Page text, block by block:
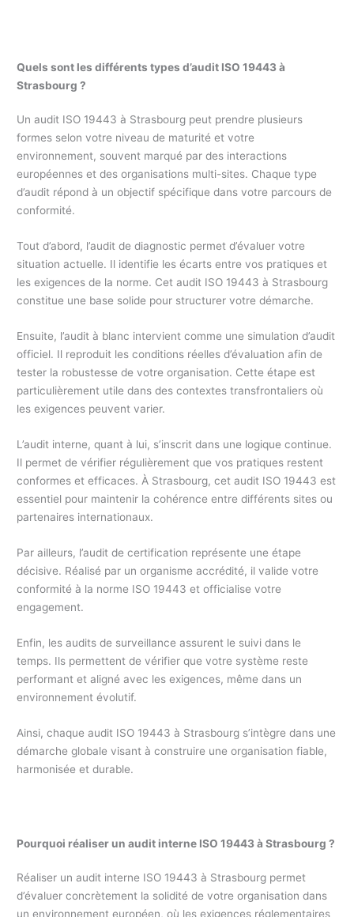
Quels sont les différents types d’audit ISO 19443 à
Strasbourg ?
Un audit ISO 19443 à Strasbourg peut prendre plusieurs
formes selon votre niveau de maturité et votre
environnement, souvent marqué par des interactions
européennes et des organisations multi-sites. Chaque type
d’audit répond à un objectif spécifique dans votre parcours de
conformité.
Tout d’abord, l’audit de diagnostic permet d’évaluer votre
situation actuelle. Il identifie les écarts entre vos pratiques et
les exigences de la norme. Cet audit ISO 19443 à Strasbourg
constitue une base solide pour structurer votre démarche.
Ensuite, l’audit à blanc intervient comme une simulation d’audit
officiel. Il reproduit les conditions réelles d’évaluation afin de
tester la robustesse de votre organisation. Cette étape est
particulièrement utile dans des contextes transfrontaliers où
les exigences peuvent varier.
L’audit interne, quant à lui, s’inscrit dans une logique continue.
Il permet de vérifier régulièrement que vos pratiques restent
conformes et efficaces. À Strasbourg, cet audit ISO 19443 est
essentiel pour maintenir la cohérence entre différents sites ou
partenaires internationaux.
Par ailleurs, l’audit de certification représente une étape
décisive. Réalisé par un organisme accrédité, il valide votre
conformité à la norme ISO 19443 et officialise votre
engagement.
Enfin, les audits de surveillance assurent le suivi dans le
temps. Ils permettent de vérifier que votre système reste
performant et aligné avec les exigences, même dans un
environnement évolutif.
Ainsi, chaque audit ISO 19443 à Strasbourg s’intègre dans une
démarche globale visant à construire une organisation fiable,
harmonisée et durable.
Pourquoi réaliser un audit interne ISO 19443 à Strasbourg ?
Réaliser un audit interne ISO 19443 à Strasbourg permet
d’évaluer concrètement la solidité de votre organisation dans
un environnement européen, où les exigences réglementaires